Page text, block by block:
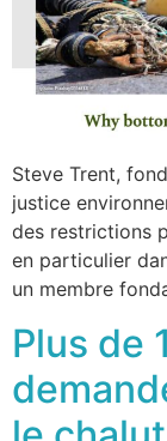
Steve Trent,
justice
des restrictions
en particulier
un membre
Plus de